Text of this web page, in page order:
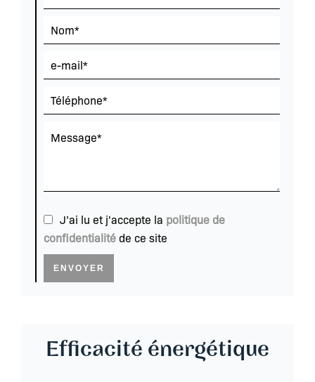
J’ai lu et j'accepte la politique de
confidentialité de ce site
ENVOYER
Efficacité énergétique